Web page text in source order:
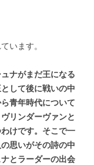
います。
ナがまだ王になる
して後に戦いの中
青年時代について
リンダーヴァンと
けです。そこで一
思いがその詩の中
とラーダーの出会